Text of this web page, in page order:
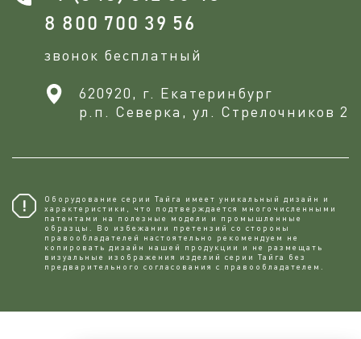
8 800 700 39 56
звонок бесплатный
620920, г. Екатеринбург
р.п. Северка, ул. Стрелочников 2
Оборудование серии Тайга имеет уникальный дизайн и
характеристики, что подтверждается многочисленными
патентами на полезные модели и промышленные
образцы. Во избежании претензий со стороны
правообладателей настоятельно рекомендуем не
копировaть дизайн нашей продукции и не размещать
визуальные изображения изделий серии Тайга без
предварительного согласования с правообладателем.